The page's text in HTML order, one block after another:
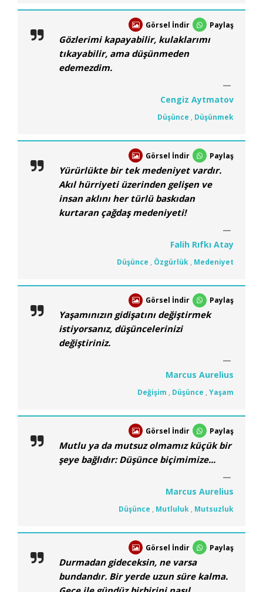
Görsel İndir Paylaş
Gözlerimi kapayabilir, kulaklarımı
tıkayabilir, ama düşünmeden
edemezdim.
Cengiz Aytmatov
Düşünce , Düşünmek
Görsel İndir Paylaş
Yürürlükte bir tek medeniyet vardır.
Akıl hürriyeti üzerinden gelişen ve
insan aklını her türlü baskıdan
kurtaran çağdaş medeniyeti!
Falih Rıfkı Atay
Düşünce , Özgürlük , Medeniyet
Görsel İndir Paylaş
Yaşamınızın gidişatını değiştirmek
istiyorsanız, düşüncelerinizi
değiştiriniz.
Marcus Aurelius
Değişim , Düşünce , Yaşam
Görsel İndir Paylaş
Mutlu ya da mutsuz olmamız küçük bir
şeye bağlıdır: Düşünce biçimimize...
Marcus Aurelius
Düşünce , Mutluluk , Mutsuzluk
Görsel İndir Paylaş
Durmadan gideceksin, ne varsa
bundandır. Bir yerde uzun süre kalma.